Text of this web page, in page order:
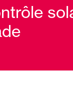
Alicantines